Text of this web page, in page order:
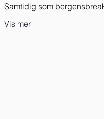
Samtidig som
Vis mer